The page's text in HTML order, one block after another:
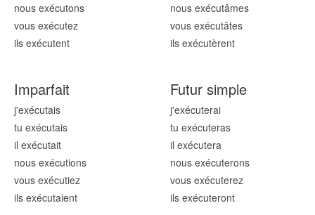
nous exécutons
vous exécutez
ils exécutent
nous exécutâmes
vous exécutâtes
ils exécutèrent
Imparfait
j'exécutais
tu exécutais
il exécutait
nous exécutions
vous exécutiez
ils exécutaient
Futur simple
j'exécuterai
tu exécuteras
il exécutera
nous exécuterons
vous exécuterez
ils exécuteront